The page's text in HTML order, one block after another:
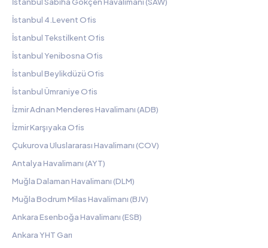
İstanbul 4.Levent Ofis
İstanbul Tekstilkent Ofis
İstanbul Yenibosna Ofis
İstanbul Beylikdüzü Ofis
İstanbul Ümraniye Ofis
İzmir Adnan Menderes Havalimanı (ADB)
İzmir Karşıyaka Ofis
Çukurova Uluslararası Havalimanı (COV)
Antalya Havalimanı (AYT)
Muğla Dalaman Havalimanı (DLM)
Muğla Bodrum Milas Havalimanı (BJV)
Ankara Esenboğa Havalimanı (ESB)
Ankara YHT Garı